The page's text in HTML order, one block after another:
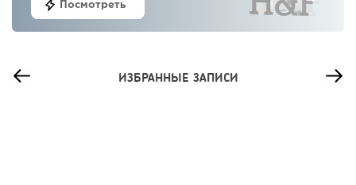
Посмотреть
ИЗБРАННЫЕ ЗАПИСИ